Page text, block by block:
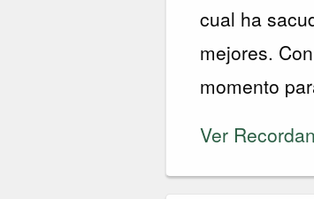
cual ha
mejores.
momento
Ver